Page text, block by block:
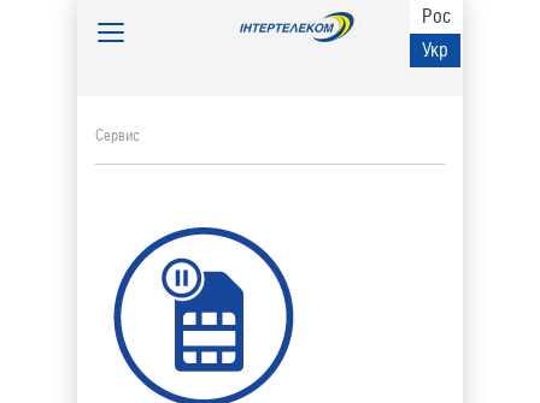
Рос
Укр
Toggle
Сервис